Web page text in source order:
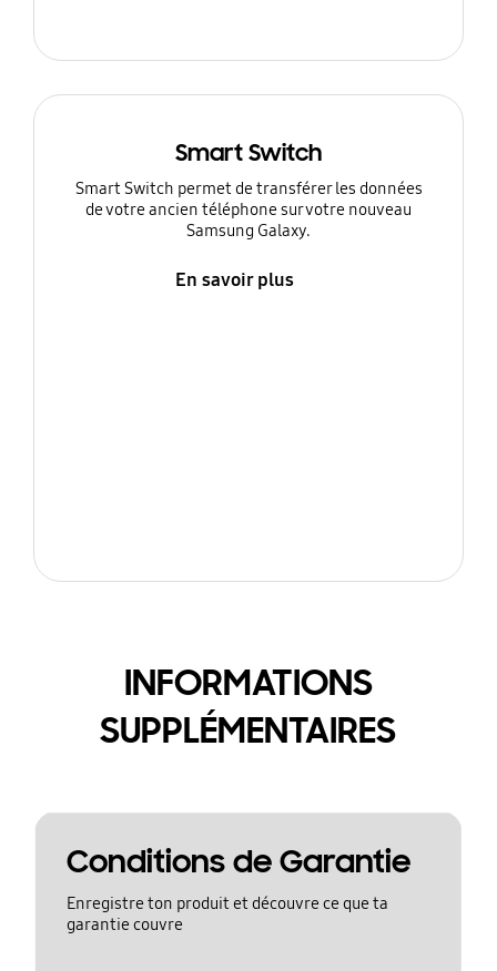
Smart Switch
Smart Switch permet de transférer les données
de votre ancien téléphone sur votre nouveau
Samsung Galaxy.
En savoir plus
INFORMATIONS
SUPPLÉMENTAIRES
Conditions de Garantie
Enregistre ton produit et découvre ce que ta
garantie couvre